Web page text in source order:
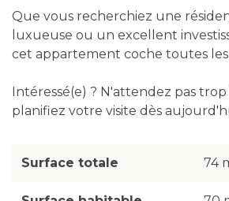
Que vous recherchiez une
luxueuse ou un excellent
cet appartement coche toutes les
Intéressé(e) ? N'attendez pas
planifiez votre visite dès
Surface totale 74